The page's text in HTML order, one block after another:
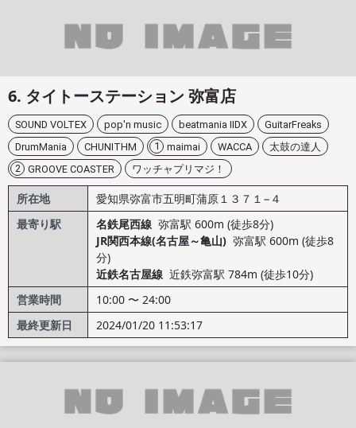
タイトーステーション 弥富店
SOUND VOLTEX pop'n music beatmania IIDX
GuitarFreaks
DrumMania
CHUNITHM 1 maimai WACCA
太鼓の達人
2
GROOVE COASTER ワッチャプリマジ！
所在地
愛知県弥富市五明町蒲原１３７１−４
最寄り駅
名鉄尾西線 弥富駅 600m (徒歩8分)
JR関西本線(名古屋～亀山) 弥富駅 600m (徒歩8
分)
近鉄名古屋線 近鉄弥富駅 784m (徒歩10分)
営業時間
10:00 〜 24:00
最終更新日
2024/01/20 11:53:17